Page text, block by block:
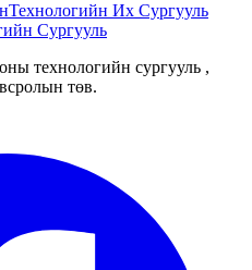
Технологийн Их Сургууль
Сургууль
технологийн сургууль ,
төв.